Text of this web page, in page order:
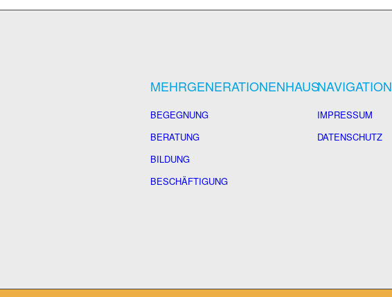
MEHRGENERATIONENHAUS
BEGEGNUNG
BERATUNG
BILDUNG
BESCHÄFTIGUNG
NAVIGATION
IMPRESSUM
DATENSCHUTZ